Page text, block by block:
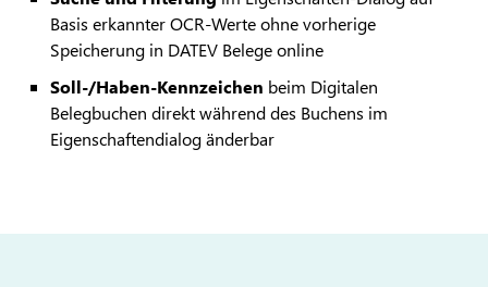
Basis erkannter OCR-Werte ohne vorherige
Speicherung in DATEV Belege online
Soll-/Haben-Kennzeichen beim Digitalen
Belegbuchen direkt während des Buchens im
Eigenschaftendialog änderbar